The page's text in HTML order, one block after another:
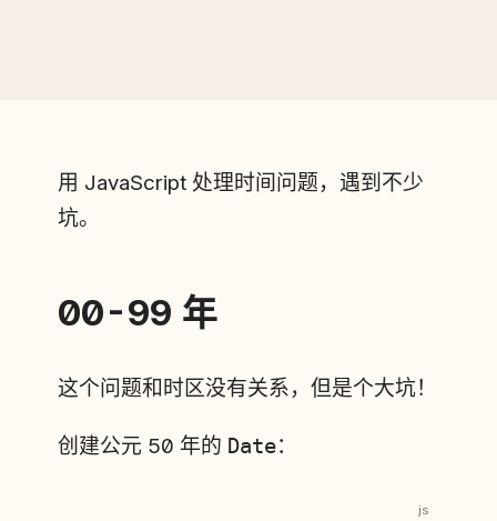
用 JavaScript 处理时间问题，遇到不少
坑。
00-99 年
这个问题和时区没有关系，但是个大坑！
创建公元 50 年的 Date：
js